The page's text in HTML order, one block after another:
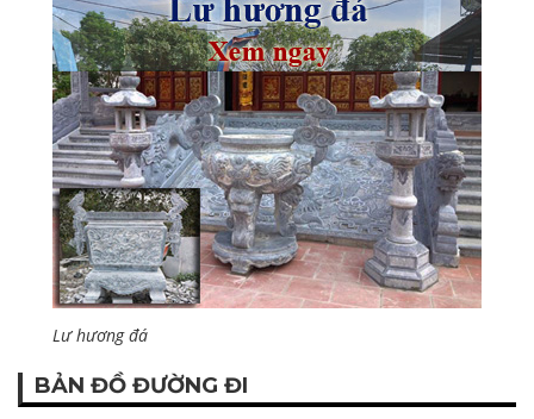
Lư hương đá
BẢN ĐỒ ĐƯỜNG ĐI